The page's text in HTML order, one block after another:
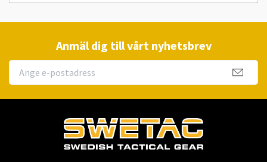
Anmäl dig till vårt nyhetsbrev